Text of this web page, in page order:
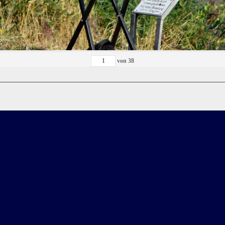
von 38